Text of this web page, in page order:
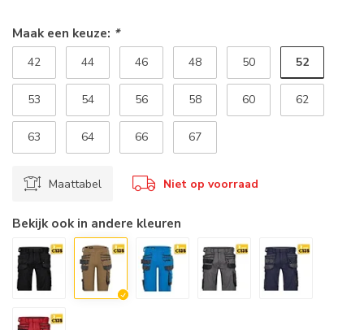
Maak een keuze: *
42 44 46 48 50 52
53 54 56 58 60 62
63 64 66 67
Maattabel Niet op voorraad
Bekijk ook in andere kleuren